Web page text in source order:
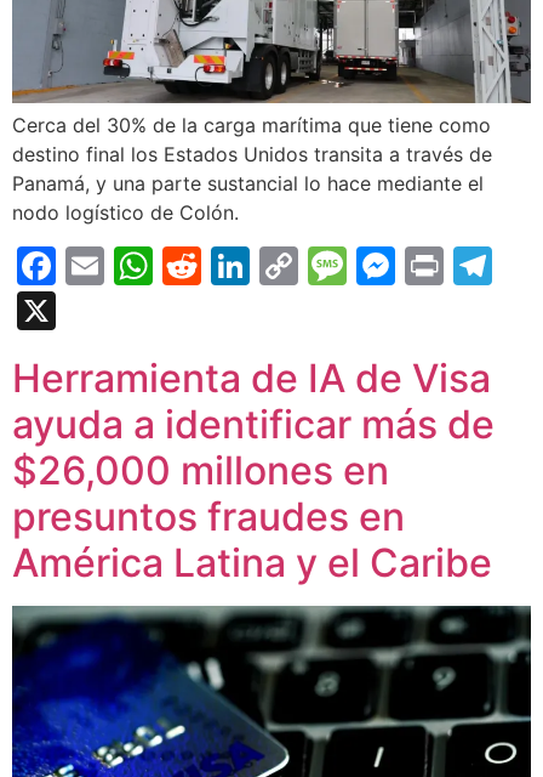
Cerca del 30% de la carga marítima que tiene como
destino final los Estados Unidos transita a través de
Panamá, y una parte sustancial lo hace mediante el
nodo logístico de Colón.
Facebook
EmailWhatsApp
Reddit
LinkedIn
CopyMessage
Print
Herramienta de IA de Visa
ayuda a identificar más de
$26,000 millones en
presuntos fraudes en
América Latina y el Caribe